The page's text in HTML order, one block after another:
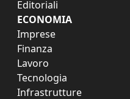
Editoriali
ECONOMIA
Imprese
Finanza
Lavoro
Tecnologia
Infrastrutture